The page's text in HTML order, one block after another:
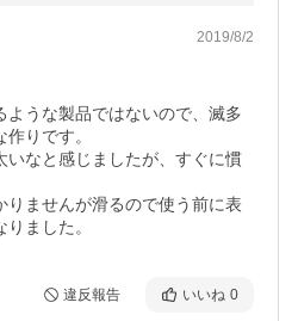
2019/8/2
ような製品ではないので、滅多
りです。
いなと感じましたが、すぐに慣
りませんが滑るので使う前に表
ました。
違反報告 いいね 0